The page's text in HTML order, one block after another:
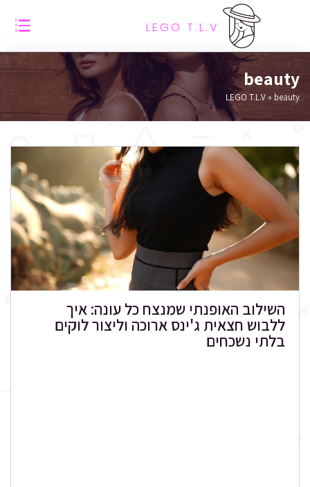
LEGO T.L.V
beauty
LEGO T.L.V » beauty
השילוב האופנתי שמנצח כל עונה: איך
ללבוש חצאית ג'ינס ארוכה וליצור לוקים
בלתי נשכחים